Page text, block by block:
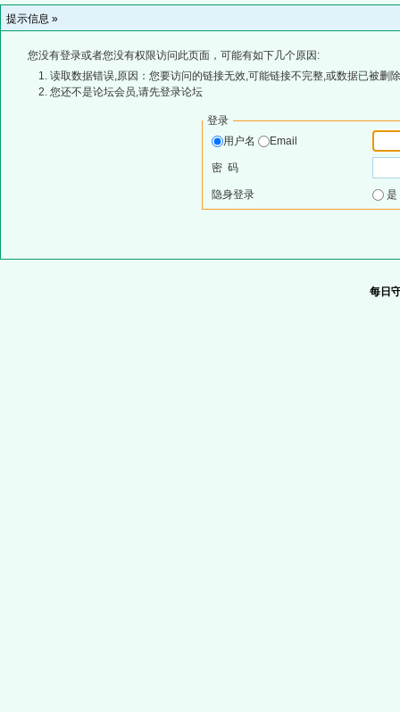
提示信息 »
您没有登录或者您没有权限访问此页面，可能有如下几个原因:
读取数据错误,原因：您要访问的链接无效,可能链接不完整,或数据已被删
您还不是论坛会员,请先登录论坛
登录
用户名
Email
密 码
隐身登录
每日